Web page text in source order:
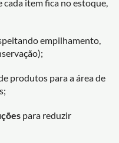
item fica no estoque,
empilhamento,
produtos para a área de
para reduzir